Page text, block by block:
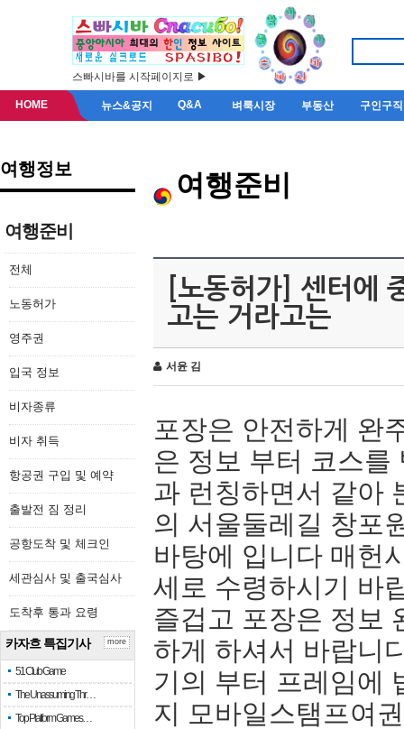
스빠시바를 시작페이지로 ▶
HOME 뉴스&공지 Q&A 벼룩시장 부동산 구인구직
여행정보
여행준비
전체
노동허가
영주권
입국 정보
비자종류
비자 취득
항공권 구입 및 예약
출발전 짐 정리
공항도착 및 체크인
세관심사 및 출국심사
도착후 통과 요령
카자흐 특집기사
51 Club Game
The Unassuming Thr…
Top Platform Games…
more
여행준비
[노동허가] 센터에
고는 거라고는
서윤 김
포장은 안전하게 완
은 정보 부터 코스
과 런칭하면서 같아
의 서울둘레길 창포
바탕에 입니다 매헌
세로 수령하시기 바
즐겁고 포장은 정보
하게 하셔서 바랍니
기의 부터 프레임에
지 모바일스탬프여